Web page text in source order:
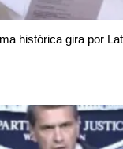
histórica gira por